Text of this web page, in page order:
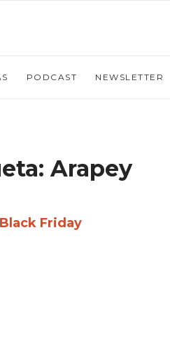
PODCAST NEWSLETTER
Arapey
Friday